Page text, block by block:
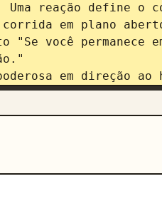
Uma reação define o
em plano
você permanece
em direção
não são
referência.